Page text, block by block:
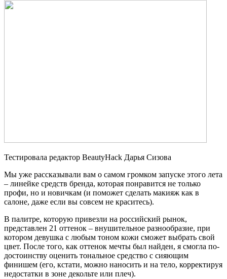
Тестировала редактор BeautyHack Дарья Сизова
Мы уже рассказывали вам о самом громком запуске этого лета
– линейке средств бренда, которая понравится не только
профи, но и новичкам (и поможет сделать макияж как в
салоне, даже если вы совсем не краситесь).
В палитре, которую привезли на российский рынок,
представлен 21 оттенок – внушительное разнообразие, при
котором девушка с любым тоном кожи сможет выбрать свой
цвет. После того, как оттенок мечты был найден, я смогла по-
достоинству оценить тональное средство с сияющим
финишем (его, кстати, можно наносить и на тело, корректируя
недостатки в зоне декольте или плеч).